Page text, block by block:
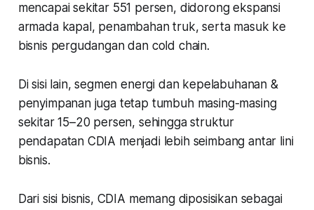
mencapai sekitar 551 persen, didorong ekspansi
armada kapal, penambahan truk, serta masuk ke
bisnis pergudangan dan cold chain.
Di sisi lain, segmen energi dan kepelabuhanan &
penyimpanan juga tetap tumbuh masing-masing
sekitar 15–20 persen, sehingga struktur
pendapatan CDIA menjadi lebih seimbang antar lini
bisnis.
Dari sisi bisnis, CDIA memang diposisikan sebagai